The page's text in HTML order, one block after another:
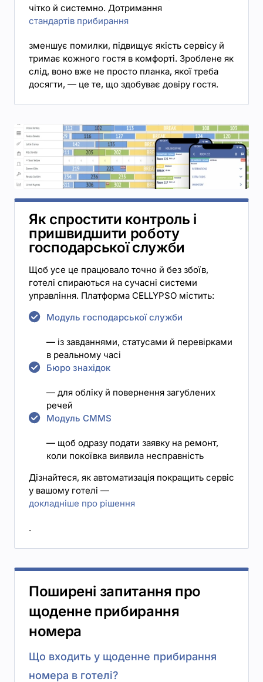
чітко й системно. Дотримання
стандартів прибирання
зменшує помилки, підвищує якість сервісу й
тримає кожного гостя в комфорті. Зроблене як
слід, воно вже не просто планка, якої треба
досягти, — це те, що здобуває довіру гостя.
Як спростити контроль і
пришвидшити роботу
господарської служби
Щоб усе це працювало точно й без збоїв,
готелі спираються на сучасні системи
управління. Платформа CELLYPSO містить:
Модуль господарської служби
— із завданнями, статусами й перевірками
в реальному часі
Бюро знахідок
— для обліку й повернення загублених
речей
Модуль CMMS
— щоб одразу подати заявку на ремонт,
коли покоївка виявила несправність
Дізнайтеся, як автоматизація покращить сервіс
у вашому готелі —
докладніше про рішення
.
Поширені запитання про
щоденне прибирання
номера
Що входить у щоденне прибирання
номера в готелі?